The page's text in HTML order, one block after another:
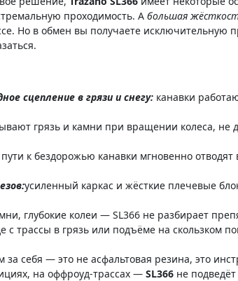
проходимость. А большая
Но в обмен вы получаете исключительную
сцепление в грязи и снегу: канавки
грязь и камни при вращении колеса, не
к бездорожью канавки мгновенно
усиленный каркас и жёсткие плечевые
глубокие колеи — SL366 не разбирает
с трассы в грязь или подъёме на
себя — это не асфальтовая резина, это
на оффроуд-трассах — SL366 не